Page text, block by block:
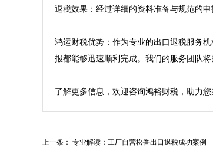
退税效果：经过详细的资料准备与规范的
鸿运财税优势：作为专业的出口退税服务
报都能够迅速顺利完成。我们的服务团队
上一条： 专业解读：工厂自营松香出口退税成功案例